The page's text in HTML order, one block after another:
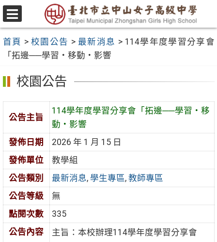
跳
至
要
容
區
選
單
首頁 > 校園公告 > 最新消息 > 114學年度學習分享會
「拓邊──學習‧移動‧影響
校園公告
公告主旨
114學年度學習分享會「拓邊──學習‧移
動‧影響
發佈日期
2026 年 1 月 15 日
發佈單位
教學組
公告類別
最新消息, 學生專區, 教師專區
公告等級
無
點閱次數
335
公告內容
主旨：本校辦理114學年度學習分享會